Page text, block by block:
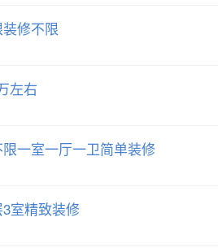
修不限
左右
一室一厅一卫简单装修
室精致装修